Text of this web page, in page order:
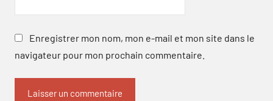
Enregistrer mon nom, mon e-mail et mon site dans le
navigateur pour mon prochain commentaire.